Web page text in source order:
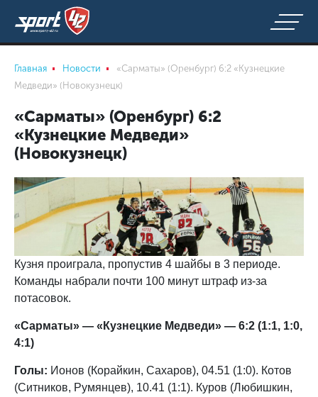
Главная Новости
«Сарматы» (Оренбург) 6:2 «Кузнецкие
Медведи» (Новокузнецк)
«Сарматы» (Оренбург) 6:2
«Кузнецкие Медведи»
(Новокузнецк)
Кузня проиграла, пропустив 4 шайбы в 3 периоде.
Команды набрали почти 100 минут штраф из-за
потасовок.
«Сарматы» — «Кузнецкие Медведи» — 6:2 (1:1, 1:0,
4:1)
Голы: Ионов (Корайкин, Сахаров), 04.51 (1:0). Котов
(Ситников, Румянцев), 10.41 (1:1). Куров (Любишкин,